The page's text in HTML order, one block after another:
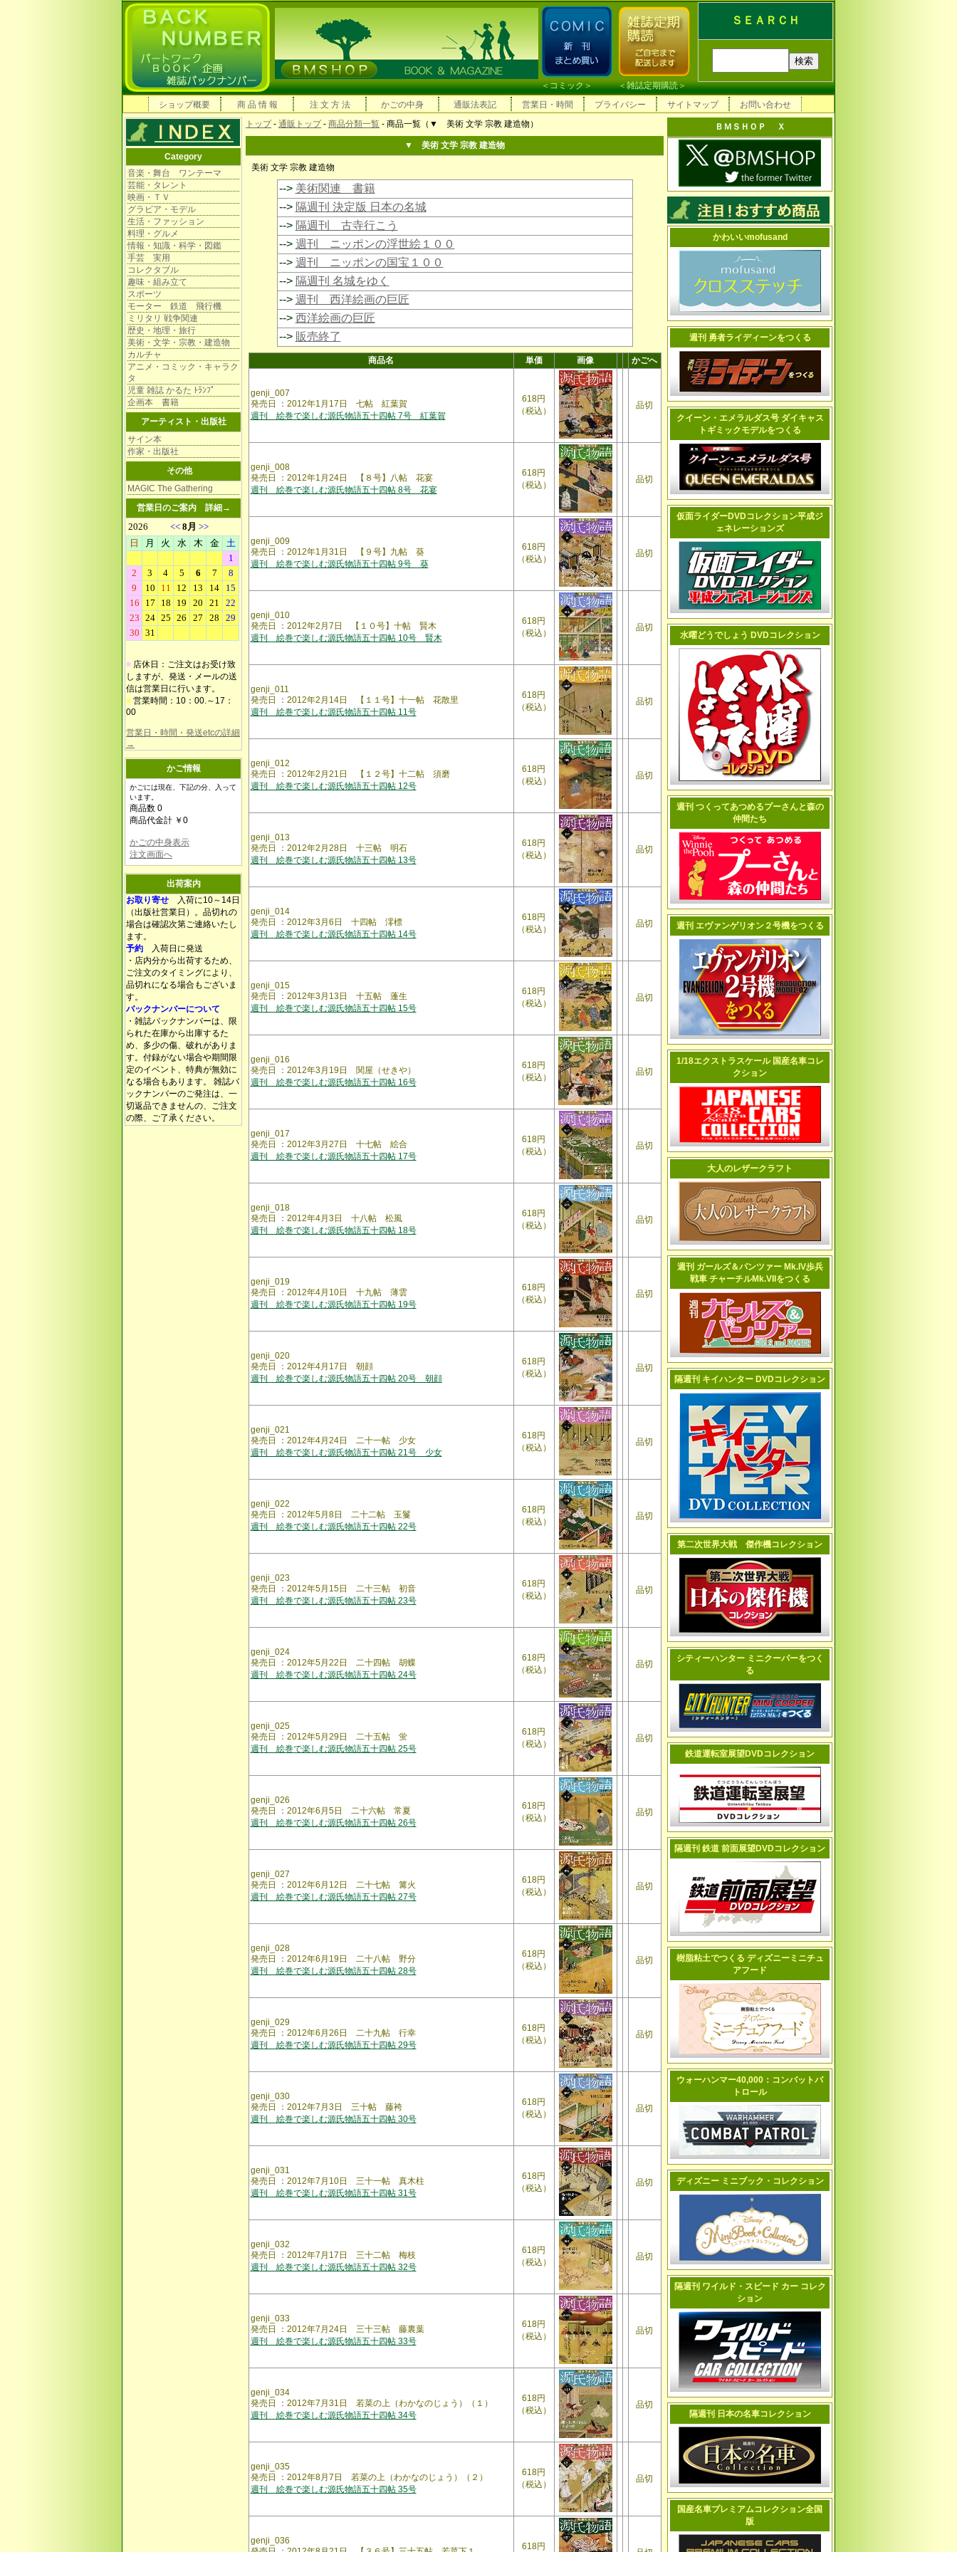
ＳＥＡＲＣＨ
＜コミック＞ ＜雑誌定期購読＞
ショップ概要
商 品 情 報 注 文 方 法 かごの中身 通販法表記 営業日・時間 プライバシー サイトマップ お問い合わせ
Category
音楽・舞台 ワンテーマ
芸能・タレント
映画・ＴＶ
グラビア・モデル
生活・ファッション
料理・グルメ
情報・知識・科学・図鑑
手芸 実用
コレクタブル
趣味・組み立て
スポーツ
モーター 鉄道 飛行機
ミリタリ 戦争関連
歴史・地理・旅行
美術・文学・宗教・建造物
カルチャ
アニメ・コミック・キャラク
タ
児童 雑誌 かるた ﾄﾗﾝﾌﾟ
企画本 書籍
アーティスト・出版社
サイン本
作家・出版社
その他
MAGIC The Gathering
営業日のご案内 詳細→
■ 店休日：ご注文はお受け致
しますが、発送・メールの送
信は営業日に行います。
■ 営業時間：10：00.～17：
00
営業日・時間・発送etcの詳細
→
かご情報
かごには現在、下記の分、入って
います。
商品数 0
商品代金計 ￥0
かごの中身表示
注文画面へ
出荷案内
お取り寄せ 入荷に10～14日
（出版社営業日）。品切れの
場合は確認次第ご連絡いたし
ます。
予約 入荷日に発送
・店内分から出荷するため、
ご注文のタイミングにより、
品切れになる場合もございま
す。
バックナンバーについて
・雑誌バックナンバーは、限
られた在庫から出庫するた
め、多少の傷、破れがありま
す。付録がない場合や期間限
定のイベント、特典が無効に
なる場合もあります。 雑誌バ
ックナンバーのご発注は、一
切返品できませんの、ご注文
の際、ご了承ください。
トップ- 通販トップ- 商品分類一覧 - 商品一覧（▼ 美術 文学 宗教 建造物）
▼ 美術 文学 宗教 建造物
美術 文学 宗教 建造物
--> 美術関連 書籍
--> 隔週刊 決定版 日本の名城
--> 隔週刊 古寺行こう
--> 週刊 ニッポンの浮世絵１００
--> 週刊 ニッポンの国宝１００
--> 隔週刊 名城をゆく
--> 週刊 西洋絵画の巨匠
--> 西洋絵画の巨匠
--> 販売終了
商品名 単価 画像 かごへ
genji_007
発売日 ：2012年1月17日 七帖 紅葉賀
週刊 絵巻で楽しむ源氏物語五十四帖 7号 紅葉賀
618円
（税込）
品切
genji_008
発売日 ：2012年1月24日 【８号】八帖 花宴
週刊 絵巻で楽しむ源氏物語五十四帖 8号 花宴
618円
（税込）
品切
genji_009
発売日 ：2012年1月31日 【９号】九帖 葵
週刊 絵巻で楽しむ源氏物語五十四帖 9号 葵
618円
（税込）
品切
genji_010
発売日 ：2012年2月7日 【１０号】十帖 賢木
週刊 絵巻で楽しむ源氏物語五十四帖 10号 賢木
618円
（税込）
品切
genji_011
発売日 ：2012年2月14日 【１１号】十一帖 花散里
週刊 絵巻で楽しむ源氏物語五十四帖 11号
618円
（税込）
品切
genji_012
発売日 ：2012年2月21日 【１２号】十二帖 須磨
週刊 絵巻で楽しむ源氏物語五十四帖 12号
618円
（税込）
品切
genji_013
発売日 ：2012年2月28日 十三帖 明石
週刊 絵巻で楽しむ源氏物語五十四帖 13号
618円
（税込）
品切
genji_014
発売日 ：2012年3月6日 十四帖 澪標
週刊 絵巻で楽しむ源氏物語五十四帖 14号
618円
（税込）
品切
genji_015
発売日 ：2012年3月13日 十五帖 蓬生
週刊 絵巻で楽しむ源氏物語五十四帖 15号
618円
（税込）
品切
genji_016
発売日 ：2012年3月19日 関屋（せきや）
週刊 絵巻で楽しむ源氏物語五十四帖 16号
618円
（税込）
品切
genji_017
発売日 ：2012年3月27日 十七帖 絵合
週刊 絵巻で楽しむ源氏物語五十四帖 17号
618円
（税込）
品切
genji_018
発売日 ：2012年4月3日 十八帖 松風
週刊 絵巻で楽しむ源氏物語五十四帖 18号
618円
（税込）
品切
genji_019
発売日 ：2012年4月10日 十九帖 薄雲
週刊 絵巻で楽しむ源氏物語五十四帖 19号
618円
（税込）
品切
genji_020
発売日 ：2012年4月17日 朝顔
週刊 絵巻で楽しむ源氏物語五十四帖 20号 朝顔
618円
（税込）
品切
genji_021
発売日 ：2012年4月24日 二十一帖 少女
週刊 絵巻で楽しむ源氏物語五十四帖 21号 少女
618円
（税込）
品切
genji_022
発売日 ：2012年5月8日 二十二帖 玉鬘
週刊 絵巻で楽しむ源氏物語五十四帖 22号
618円
（税込）
品切
genji_023
発売日 ：2012年5月15日 二十三帖 初音
週刊 絵巻で楽しむ源氏物語五十四帖 23号
618円
（税込）
品切
genji_024
発売日 ：2012年5月22日 二十四帖 胡蝶
週刊 絵巻で楽しむ源氏物語五十四帖 24号
618円
（税込）
品切
genji_025
発売日 ：2012年5月29日 二十五帖 蛍
週刊 絵巻で楽しむ源氏物語五十四帖 25号
618円
（税込）
品切
genji_026
発売日 ：2012年6月5日 二十六帖 常夏
週刊 絵巻で楽しむ源氏物語五十四帖 26号
618円
（税込）
品切
genji_027
発売日 ：2012年6月12日 二十七帖 篝火
週刊 絵巻で楽しむ源氏物語五十四帖 27号
618円
（税込）
品切
genji_028
発売日 ：2012年6月19日 二十八帖 野分
週刊 絵巻で楽しむ源氏物語五十四帖 28号
618円
（税込）
品切
genji_029
発売日 ：2012年6月26日 二十九帖 行幸
週刊 絵巻で楽しむ源氏物語五十四帖 29号
618円
（税込）
品切
genji_030
発売日 ：2012年7月3日 三十帖 藤袴
週刊 絵巻で楽しむ源氏物語五十四帖 30号
618円
（税込）
品切
genji_031
発売日 ：2012年7月10日 三十一帖 真木柱
週刊 絵巻で楽しむ源氏物語五十四帖 31号
618円
（税込）
品切
genji_032
発売日 ：2012年7月17日 三十二帖 梅枝
週刊 絵巻で楽しむ源氏物語五十四帖 32号
618円
（税込）
品切
genji_033
発売日 ：2012年7月24日 三十三帖 藤裏葉
週刊 絵巻で楽しむ源氏物語五十四帖 33号
618円
（税込）
品切
genji_034
発売日 ：2012年7月31日 若菜の上（わかなのじょう）（１）
週刊 絵巻で楽しむ源氏物語五十四帖 34号
618円
（税込）
品切
genji_035
発売日 ：2012年8月7日 若菜の上（わかなのじょう）（２）
週刊 絵巻で楽しむ源氏物語五十四帖 35号
618円
（税込）
品切
genji_036
618円
ＢＭＳＨＯＰ Ｘ
かわいいmofusand
週刊 勇者ライディーンをつくる
クイーン・エメラルダス号 ダイキャス
トギミックモデルをつくる
仮面ライダーDVDコレクション平成ジ
ェネレーションズ
水曜どうでしょう DVDコレクション
週刊 つくってあつめるプーさんと森の
仲間たち
週刊 エヴァンゲリオン２号機をつくる
1/18エクストラスケール 国産名車コレ
クション
大人のレザークラフト
週刊 ガールズ＆パンツァー Mk.IV歩兵
戦車 チャーチルMk.VIIをつくる
隔週刊 キイハンター DVDコレクション
第二次世界大戦 傑作機コレクション
シティーハンター ミニクーパーをつく
る
鉄道運転室展望DVDコレクション
隔週刊 鉄道 前面展望DVDコレクション
樹脂粘土でつくる ディズニーミニチュ
アフード
ウォーハンマー40,000：コンバットパ
トロール
ディズニー ミニブック・コレクション
隔週刊 ワイルド・スピード カー コレク
ション
隔週刊 日本の名車コレクション
国産名車プレミアムコレクション全国
版